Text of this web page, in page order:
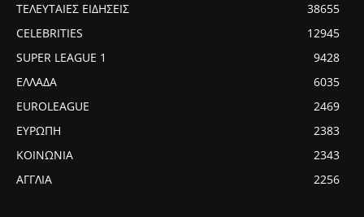
ΤΕΛΕΥΤΑΙΕΣ ΕΙΔΗΣΕΙΣ
38655
CELEBRITIES
12945
SUPER LEAGUE 1
9428
ΕΛΛΑΔΑ
6035
EUROLEAGUE
2469
ΕΥΡΩΠΗ
2383
ΚΟΙΝΩΝΙΑ
2343
ΑΓΓΛΙΑ
2256